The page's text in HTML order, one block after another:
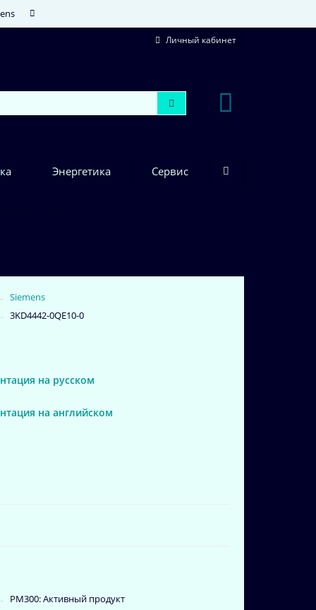
Личный кабинет
Энергетика Сервис
Siemens
3KD4442-0QE10-0
на русском
на английском
PM300: Активный продукт